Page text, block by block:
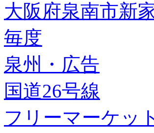
大阪府泉南市新
毎度
泉州・広告
国道26号線
フリーマーケッ